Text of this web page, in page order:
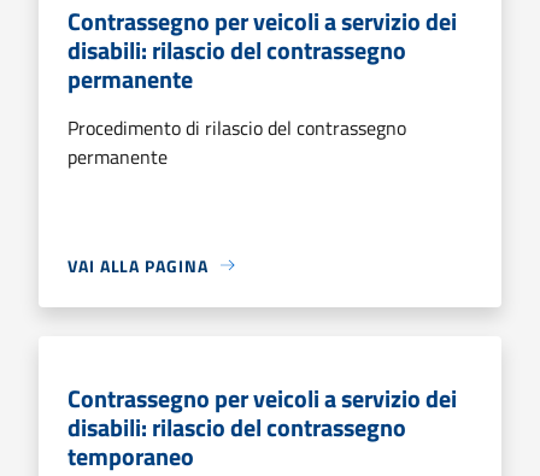
Contrassegno per veicoli a servizio dei
disabili: rilascio del contrassegno
permanente
Procedimento di rilascio del contrassegno
permanente
VAI ALLA PAGINA
Contrassegno per veicoli a servizio dei
disabili: rilascio del contrassegno
temporaneo